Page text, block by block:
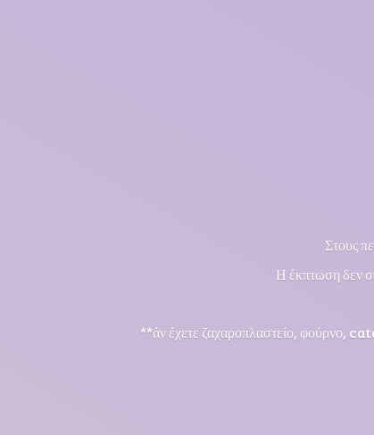
Στους
Η έκπτωση δεν
**άν έχετε ζαχαροπλαστείο, φούρνο,